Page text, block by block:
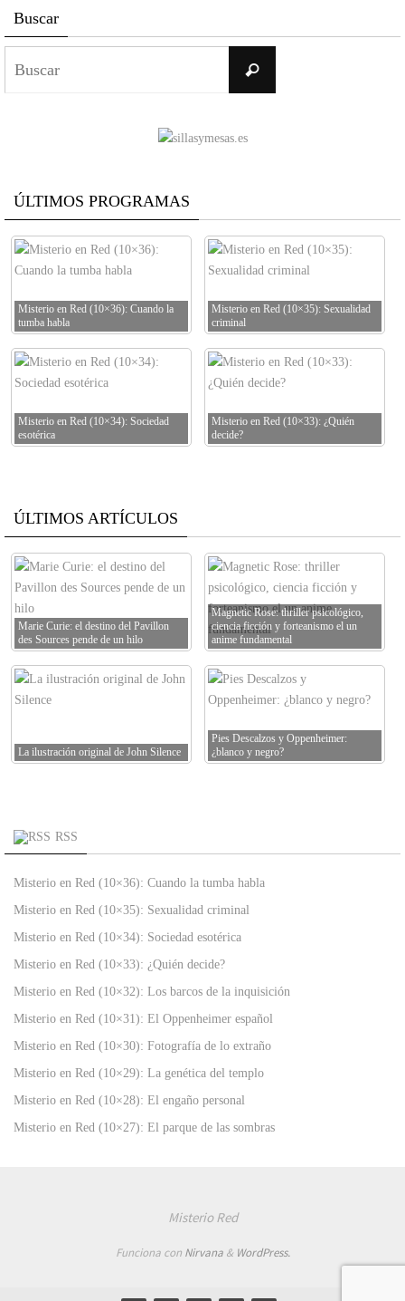
Buscar
Buscar
ÚLTIMOS PROGRAMAS
Misterio en Red (10×36): Cuando la
tumba habla
Misterio en Red (10×35): Sexualidad
criminal
Misterio en Red (10×34): Sociedad
esotérica
Misterio en Red (10×33): ¿Quién
decide?
ÚLTIMOS ARTÍCULOS
Marie Curie: el destino del Pavillon
des Sources pende de un hilo
Magnetic Rose: thriller psicológico,
ciencia ficción y forteanismo el un
anime fundamental
La ilustración original de John Silence
Pies Descalzos y Oppenheimer:
¿blanco y negro?
RSS
Misterio en Red (10×36): Cuando la tumba habla
Misterio en Red (10×35): Sexualidad criminal
Misterio en Red (10×34): Sociedad esotérica
Misterio en Red (10×33): ¿Quién decide?
Misterio en Red (10×32): Los barcos de la inquisición
Misterio en Red (10×31): El Oppenheimer español
Misterio en Red (10×30): Fotografía de lo extraño
Misterio en Red (10×29): La genética del templo
Misterio en Red (10×28): El engaño personal
Misterio en Red (10×27): El parque de las sombras
Misterio Red
Funciona con Nirvana& WordPress.